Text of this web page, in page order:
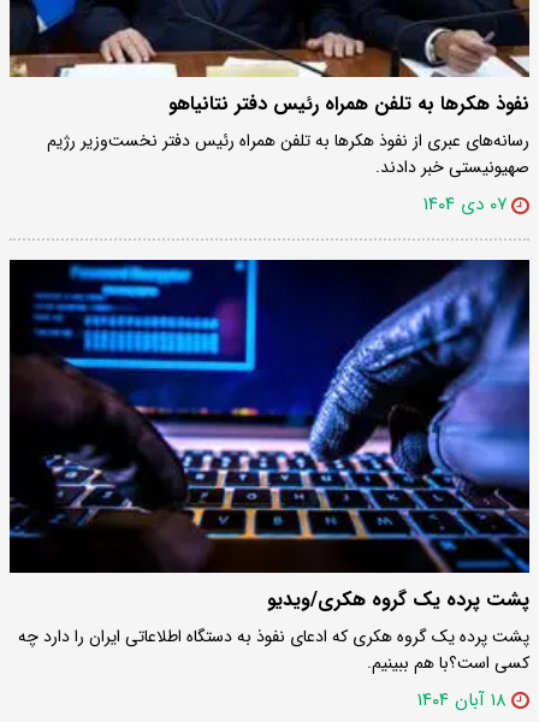
نفوذ هکرها به تلفن همراه رئیس دفتر نتانیاهو
رسانه‌های عبری از نفوذ هکرها به تلفن همراه رئیس دفتر نخست‌وزیر رژیم
صهیونیستی خبر دادند.
۰۷ دی ۱۴۰۴
پشت پرده یک گروه هکری/ویدیو
پشت پرده یک گروه هکری که ادعای نفوذ به دستگاه اطلاعاتی ایران را دارد چه
کسی است؟با هم ببینیم.
۱۸ آبان ۱۴۰۴